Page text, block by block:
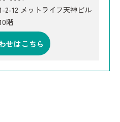
2-12 メットライフ天神ビル
階
せはこちら